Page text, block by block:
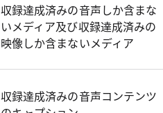
収録達成済みの音声しか含まな
いメディア及び収録達成済みの
映像しか含まないメディア
収録達成済みの音声コンテンツ